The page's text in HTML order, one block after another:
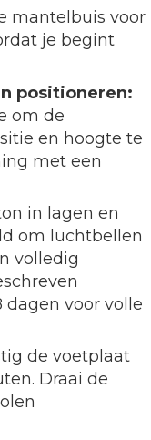
mantelbuis voor
je begint
positioneren:
om de
en hoogte te
met een
in lagen en
om luchtbellen
volledig
voor volle
de voetplaat
Draai de